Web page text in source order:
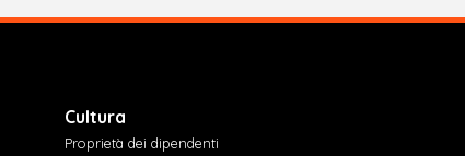
Cultura
Proprietà dei dipendenti